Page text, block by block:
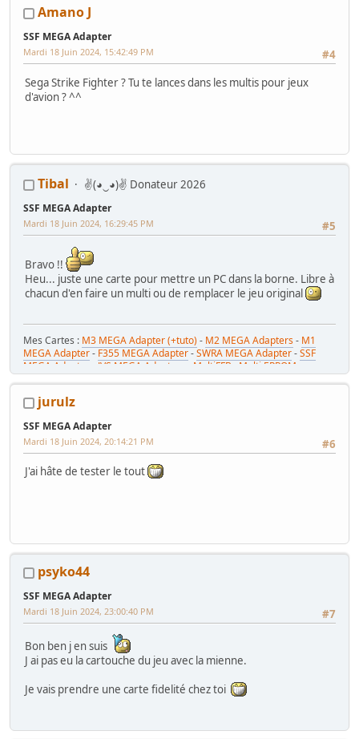
RaceCab Multi sur Initial D
Mes WIP :Fast & Furious Super Bikes
Crisis 4 DX- Pole Position Upright
Amano J
SSF MEGA Adapter
#4
Mardi 18 Juin 2024, 15:42:49 PM
Sega Strike Fighter ? Tu te lances dans les multis pour jeux
d'avion ? ^^
Tibal ✌(◕‿◕)✌ Donateur 2026
SSF MEGA Adapter
#5
Mardi 18 Juin 2024, 16:29:45 PM
Bravo !!
Heu... juste une carte pour mettre un PC dans la borne. Libre à
chacun d'en faire un multi ou de remplacer le jeu original
Mes Cartes : M3 MEGA Adapter (+tuto) - M2 MEGA Adapters- M1
MEGA Adapter- F355 MEGA Adapter-SWRA MEGA Adapter-SSF
MEGA Adapter
JVS MEGA Adapters
MultiFFB : Multi EPROM pour
Driveboard SEGA-M2toM3-Coin Tower Mini-VR Button Panel
RaceCab Multi sur Initial D
Mes WIP :Fast & Furious Super Bikes
Crisis 4 DX- Pole Position Upright
jurulz
SSF MEGA Adapter
#6
Mardi 18 Juin 2024, 20:14:21 PM
J'ai hâte de tester le tout
psyko44
SSF MEGA Adapter
#7
Mardi 18 Juin 2024, 23:00:40 PM
Bon ben j en suis
J ai pas eu la cartouche du jeu avec la mienne.
Je vais prendre une carte fidelité chez toi